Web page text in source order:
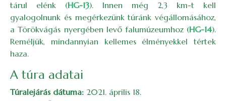
tárul elénk (HG-13). Innen még 2,3 km-t kell
gyalogolnunk és megérkezünk túránk végállomásához,
a Törökvágás nyergében levő falumúzeumhoz (HG-14).
Reméljük, mindannyian kellemes élményekkel tértek
haza.
A túra adatai
Túralejárás dátuma: 2021. április 18.